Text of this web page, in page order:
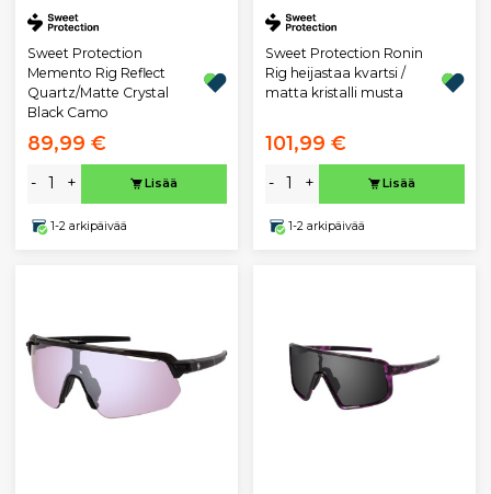
Sweet Protection
Memento Rig Reflect
Quartz/Matte Crystal
Black Camo
89,99 €
- + Lisää
1-2 arkipäivää
Sweet Protection Ronin
Rig heijastaa kvartsi /
matta kristalli musta
101,99 €
- + Lisää
1-2 arkipäivää